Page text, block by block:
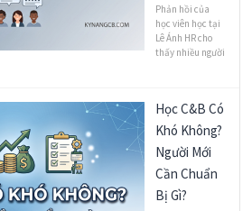
Phản hồi của
học viên học tại
Lê Ánh HR cho
thấy nhiều người
Học C&B Có
Khó Không?
Người Mới
Cần Chuẩn
Bị Gì?